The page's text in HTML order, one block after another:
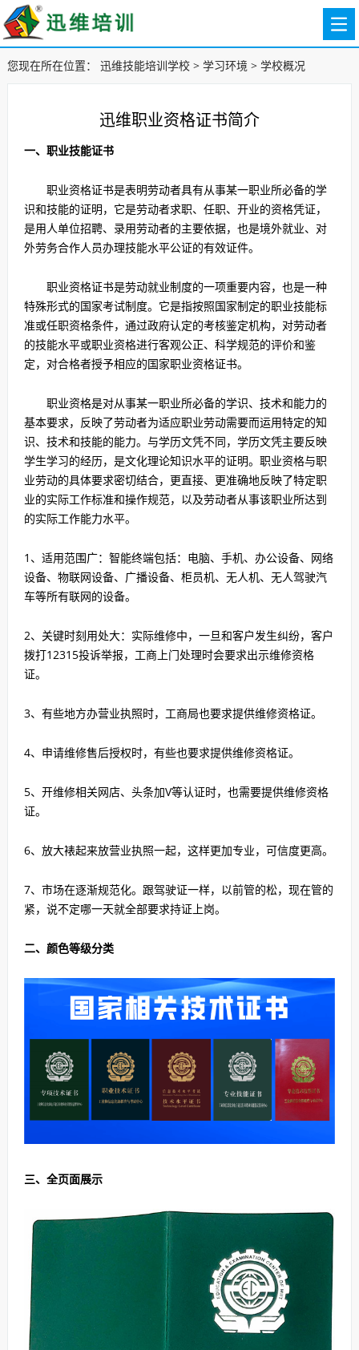
您现在所在位置： 迅维技能培训学校> 学习环境> 学校概况
迅维职业资格证书简介
一、职业技能证书
职业资格证书是表明劳动者具有从事某一职业所必备的学
识和技能的证明，它是劳动者求职、任职、开业的资格凭证，
是用人单位招聘、录用劳动者的主要依据，也是境外就业、对
外劳务合作人员办理技能水平公证的有效证件。
职业资格证书是劳动就业制度的一项重要内容，也是一种
特殊形式的国家考试制度。它是指按照国家制定的职业技能标
准或任职资格条件，通过政府认定的考核鉴定机构，对劳动者
的技能水平或职业资格进行客观公正、科学规范的评价和鉴
定，对合格者授予相应的国家职业资格证书。
职业资格是对从事某一职业所必备的学识、技术和能力的
基本要求，反映了劳动者为适应职业劳动需要而运用特定的知
识、技术和技能的能力。与学历文凭不同，学历文凭主要反映
学生学习的经历，是文化理论知识水平的证明。职业资格与职
业劳动的具体要求密切结合，更直接、更准确地反映了特定职
业的实际工作标准和操作规范，以及劳动者从事该职业所达到
的实际工作能力水平。
1、适用范围广：智能终端包括：电脑、手机、办公设备、网络
设备、物联网设备、广播设备、柜员机、无人机、无人驾驶汽
车等所有联网的设备。
2、关键时刻用处大：实际维修中，一旦和客户发生纠纷，客户
拨打12315投诉举报，工商上门处理时会要求出示维修资格
证。
3、有些地方办营业执照时，工商局也要求提供维修资格证。
4、申请维修售后授权时，有些也要求提供维修资格证。
5、开维修相关网店、头条加V等认证时，也需要提供维修资格
证。
6、放大裱起来放营业执照一起，这样更加专业，可信度更高。
7、市场在逐渐规范化。跟驾驶证一样，以前管的松，现在管的
紧，说不定哪一天就全部要求持证上岗。
二、颜色等级分类
三、全页面展示